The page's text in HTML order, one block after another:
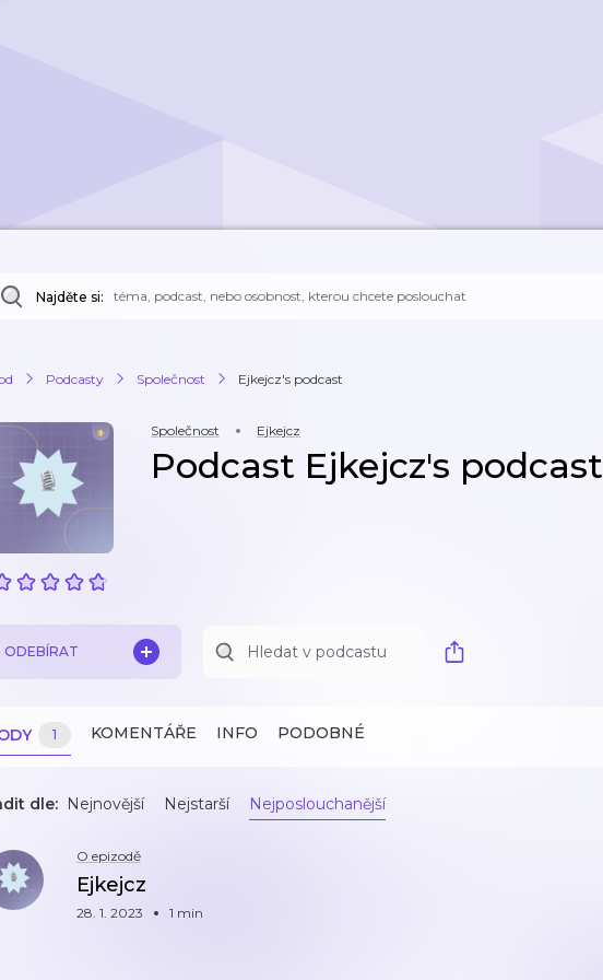
Najděte si:
Podcasty Společnost Ejkejcz's podcast
Společnost Ejkejcz
Podcast Ejkejcz's podcast
ODEBÍRAT
1 KOMENTÁŘE INFO PODOBNÉ
dle: Nejnovější Nejstarší Nejposlouchanější
O epizodě
Ejkejcz
28. 1. 2023 1 min